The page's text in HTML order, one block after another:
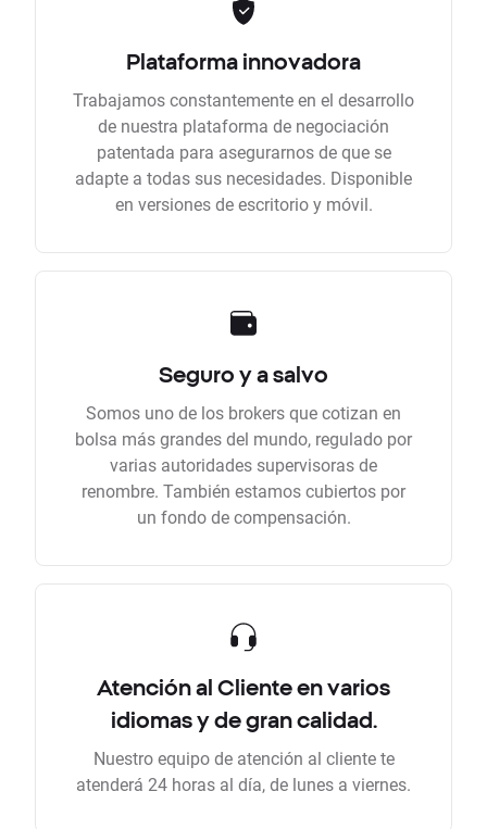
Plataforma innovadora
Trabajamos constantemente en el desarrollo
de nuestra plataforma de negociación
patentada para asegurarnos de que se
adapte a todas sus necesidades. Disponible
en versiones de escritorio y móvil.
Seguro y a salvo
Somos uno de los brokers que cotizan en
bolsa más grandes del mundo, regulado por
varias autoridades supervisoras de
renombre. También estamos cubiertos por
un fondo de compensación.
Atención al Cliente en varios
idiomas y de gran calidad.
Nuestro equipo de atención al cliente te
atenderá 24 horas al día, de lunes a viernes.